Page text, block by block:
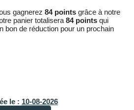
gagnerez 84 points grâce à notre
panier totalisera 84 points qui
bon de réduction pour un prochain
le : 10-08-2026